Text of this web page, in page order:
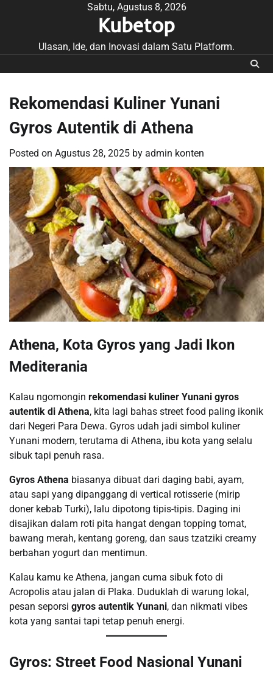
Sabtu, Agustus 8, 2026
Kubetop
Ulasan, Ide, dan Inovasi dalam Satu Platform.
Rekomendasi Kuliner Yunani
Gyros Autentik di Athena
Posted on Agustus 28, 2025 by admin konten
Athena, Kota Gyros yang Jadi Ikon
Mediterania
Kalau ngomongin rekomendasi kuliner Yunani gyros
autentik di Athena, kita lagi bahas street food paling ikonik
dari Negeri Para Dewa. Gyros udah jadi simbol kuliner
Yunani modern, terutama di Athena, ibu kota yang selalu
sibuk tapi penuh rasa.
Gyros Athena biasanya dibuat dari daging babi, ayam,
atau sapi yang dipanggang di vertical rotisserie (mirip
doner kebab Turki), lalu dipotong tipis-tipis. Daging ini
disajikan dalam roti pita hangat dengan topping tomat,
bawang merah, kentang goreng, dan saus tzatziki creamy
berbahan yogurt dan mentimun.
Kalau kamu ke Athena, jangan cuma sibuk foto di
Acropolis atau jalan di Plaka. Duduklah di warung lokal,
pesan seporsi gyros autentik Yunani, dan nikmati vibes
kota yang santai tapi tetap penuh energi.
Gyros: Street Food Nasional Yunani